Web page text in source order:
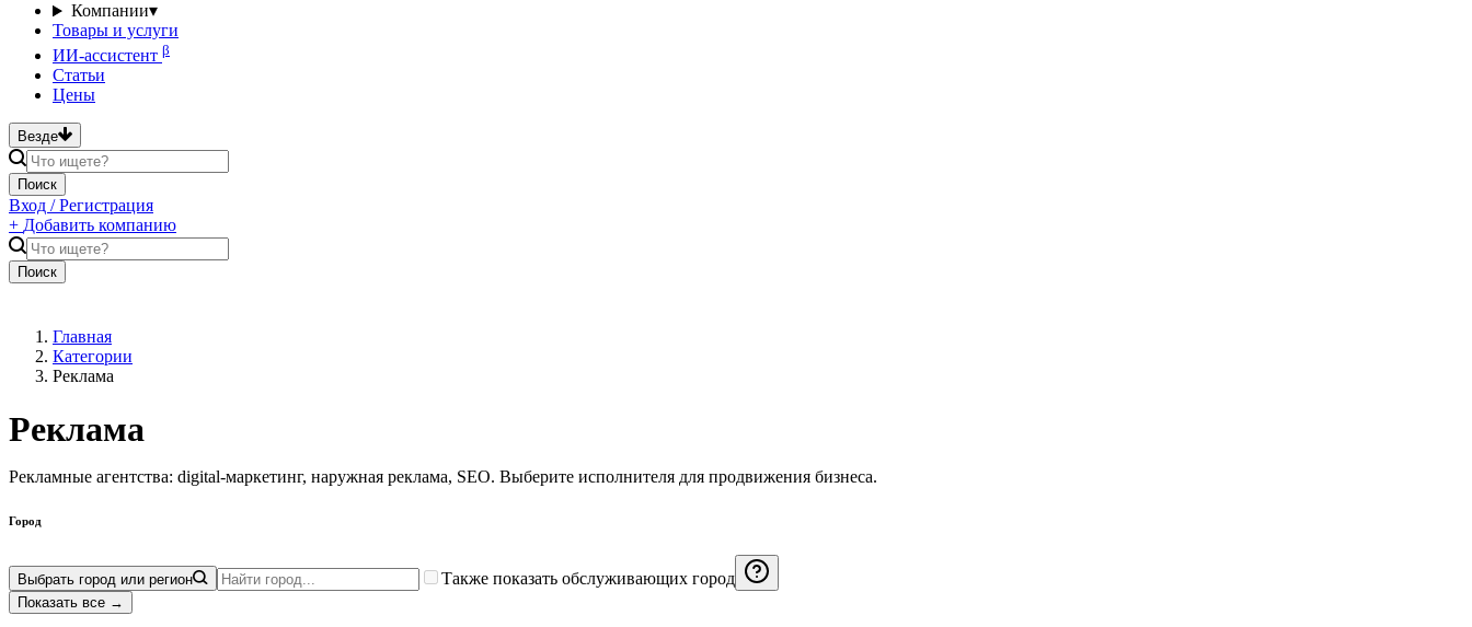
Компании▾
Товары и услуги
ИИ-ассистент β
Статьи
Цены
Везде
Поиск
Вход / Регистрация
+ Добавить компанию
Поиск
Главная
Категории
Реклама
Реклама
Рекламные агентства: digital-маркетинг, наружная реклама, SEO. Выберите исполнителя для продвижения бизнеса.
Город
Выбрать город или регион Также показать обслуживающих город
Показать все →